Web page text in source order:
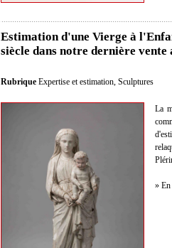
Estimation d'une Vierge à
siècle dans notre dernière vente
Rubrique Expertise et estimation, Sculptures
La
»